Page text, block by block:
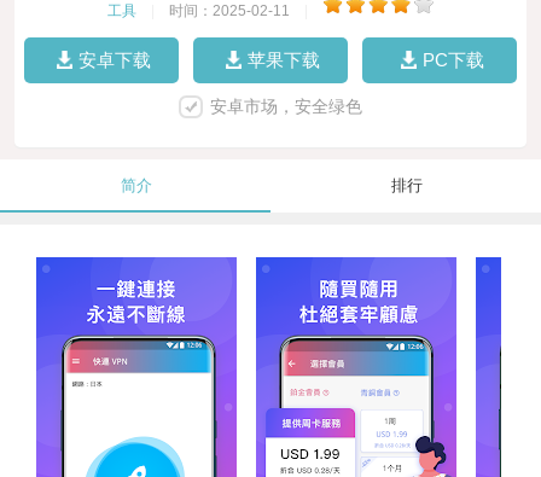
工具 时间：2025-02-11
安卓下载 苹果下载 PC下载
安卓市场，安全绿色
简介 排行